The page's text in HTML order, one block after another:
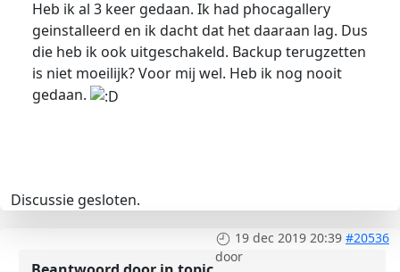
Heb ik al 3 keer gedaan. Ik had phocagallery
geinstalleerd en ik dacht dat het daaraan lag. Dus
die heb ik ook uitgeschakeld. Backup terugzetten
is niet moeilijk? Voor mij wel. Heb ik nog nooit
gedaan.
Discussie gesloten.
19 dec 2019 20:39 #20536
door